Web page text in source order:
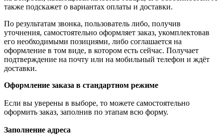
также подскажет о вариантах оплаты и доставки.
По результатам звонка, пользователь либо, получив
уточнения, самостоятельно оформляет заказ, укомплектовав
его необходимыми позициями, либо соглашается на
оформление в том виде, в котором есть сейчас. Получает
подтверждение на почту или на мобильный телефон и ждёт
доставки.
Оформление заказа в стандартном режиме
Если вы уверены в выборе, то можете самостоятельно
оформить заказ, заполнив по этапам всю форму.
Заполнение адреса